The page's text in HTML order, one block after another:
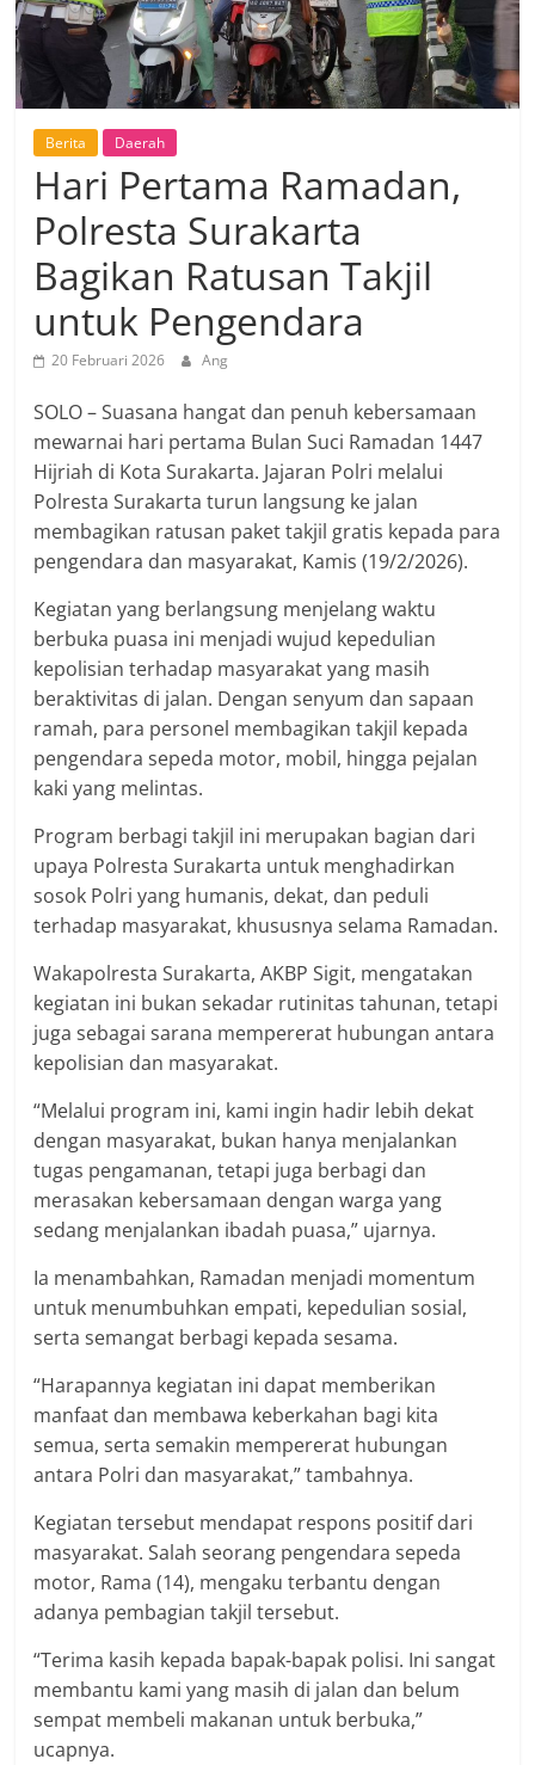
Berita Daerah
Hari Pertama Ramadan,
Polresta Surakarta
Bagikan Ratusan Takjil
untuk Pengendara
20 Februari 2026 Ang
SOLO – Suasana hangat dan penuh kebersamaan
mewarnai hari pertama Bulan Suci Ramadan 1447
Hijriah di Kota Surakarta. Jajaran Polri melalui
Polresta Surakarta turun langsung ke jalan
membagikan ratusan paket takjil gratis kepada para
pengendara dan masyarakat, Kamis (19/2/2026).
Kegiatan yang berlangsung menjelang waktu
berbuka puasa ini menjadi wujud kepedulian
kepolisian terhadap masyarakat yang masih
beraktivitas di jalan. Dengan senyum dan sapaan
ramah, para personel membagikan takjil kepada
pengendara sepeda motor, mobil, hingga pejalan
kaki yang melintas.
Program berbagi takjil ini merupakan bagian dari
upaya Polresta Surakarta untuk menghadirkan
sosok Polri yang humanis, dekat, dan peduli
terhadap masyarakat, khususnya selama Ramadan.
Wakapolresta Surakarta, AKBP Sigit, mengatakan
kegiatan ini bukan sekadar rutinitas tahunan, tetapi
juga sebagai sarana mempererat hubungan antara
kepolisian dan masyarakat.
“Melalui program ini, kami ingin hadir lebih dekat
dengan masyarakat, bukan hanya menjalankan
tugas pengamanan, tetapi juga berbagi dan
merasakan kebersamaan dengan warga yang
sedang menjalankan ibadah puasa,” ujarnya.
Ia menambahkan, Ramadan menjadi momentum
untuk menumbuhkan empati, kepedulian sosial,
serta semangat berbagi kepada sesama.
“Harapannya kegiatan ini dapat memberikan
manfaat dan membawa keberkahan bagi kita
semua, serta semakin mempererat hubungan
antara Polri dan masyarakat,” tambahnya.
Kegiatan tersebut mendapat respons positif dari
masyarakat. Salah seorang pengendara sepeda
motor, Rama (14), mengaku terbantu dengan
adanya pembagian takjil tersebut.
“Terima kasih kepada bapak-bapak polisi. Ini sangat
membantu kami yang masih di jalan dan belum
sempat membeli makanan untuk berbuka,”
ucapnya.